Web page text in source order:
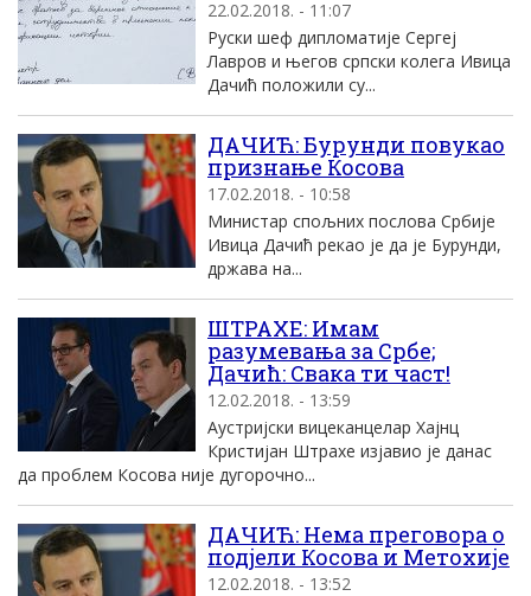
22.02.2018. - 11:07
Руски шеф дипломатије Сергеј
Лавров и његов српски колега Ивица
Дачић положили су...
ДАЧИЋ: Бурунди повукао
признање Косова
17.02.2018. - 10:58
Министар спољних послова Србије
Ивица Дачић рекао је да је Бурунди,
држава на...
ШТРАХЕ: Имам
разумевања за Србе;
Дачић: Свака ти част!
12.02.2018. - 13:59
Аустријски вицеканцелар Хајнц
Кристијан Штрахе изјавио је данас
да проблем Косова није дугорочно...
ДАЧИЋ: Нема преговора о
подјели Косова и Метохије
12.02.2018. - 13:52